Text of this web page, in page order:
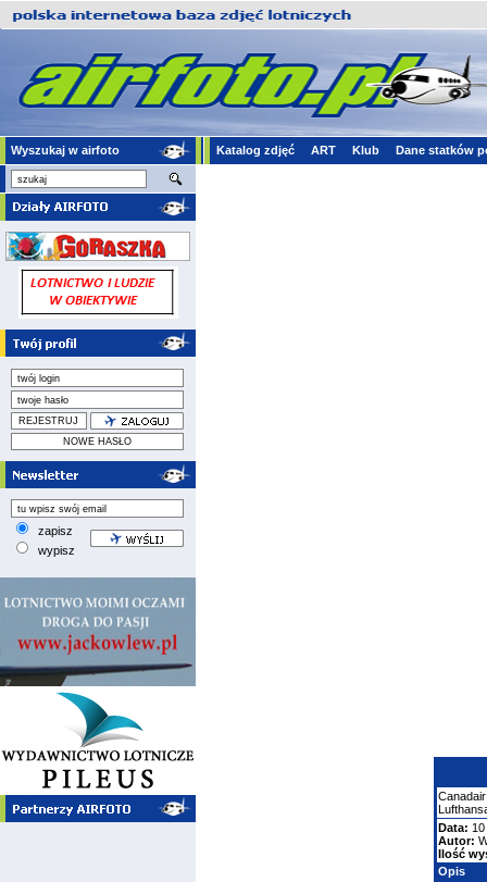
Wyszukaj w airfoto Katalog zdjęć ART Klub Dane statków
zapisz
wypisz
Canadair
Data:
Autor:
Ilość
Opis